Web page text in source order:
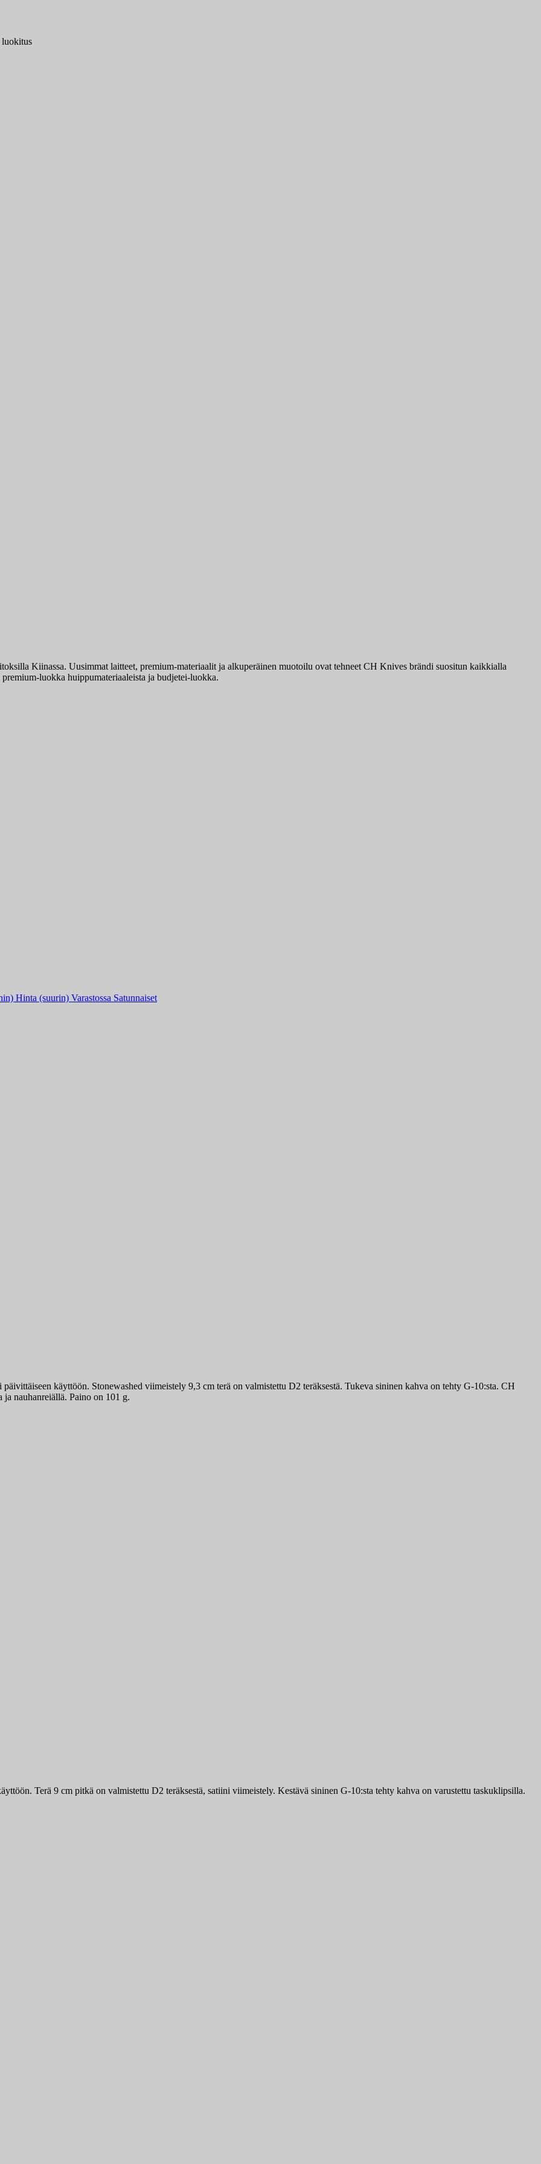
Kiinassa. Uusimmat laitteet, premium-materiaalit ja alkuperäinen muotoilu ovat tehneet CH Knives brändi suositun kaikkialla
luokka huippumateriaaleista ja budjetеi-luokka.
Hinta (suurin) Varastossa Satunnaiset
käyttöön. Stonewashed viimeistely 9,3 cm terä on valmistettu D2 teräksestä. Tukeva sininen kahva on tehty G-10:sta. CH
nauhanreiällä. Paino on 101 g.
Terä 9 cm pitkä on valmistettu D2 teräksestä, satiini viimeistely. Kestävä sininen G-10:sta tehty kahva on varustettu taskuklipsilla.